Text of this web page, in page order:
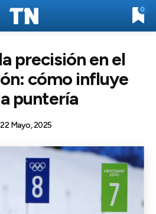
0
precisión en el
cómo influye
puntería
22 Mayo, 2025